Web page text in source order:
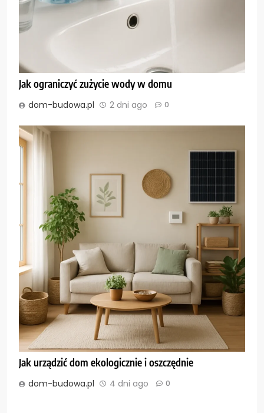
Jak ograniczyć zużycie wody w domu
dom-budowa.pl 2 dni ago 0
Jak urządzić dom ekologicznie i oszczędnie
dom-budowa.pl 4 dni ago 0